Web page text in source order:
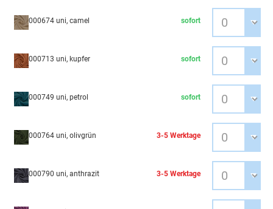
000674 uni, camel sofort
000713 uni, kupfer sofort
000749 uni, petrol sofort
000764 uni, olivgrün 3-5 Werktage
000790 uni, anthrazit 3-5 Werktage